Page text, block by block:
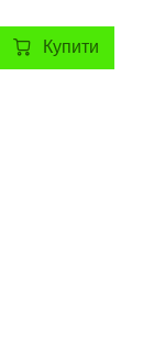
Купити